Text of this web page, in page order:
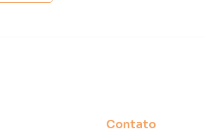
contatos interessados e tendo como
Contato